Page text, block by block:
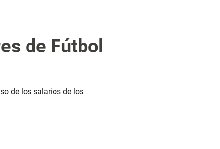
de Fútbol
de los salarios de los